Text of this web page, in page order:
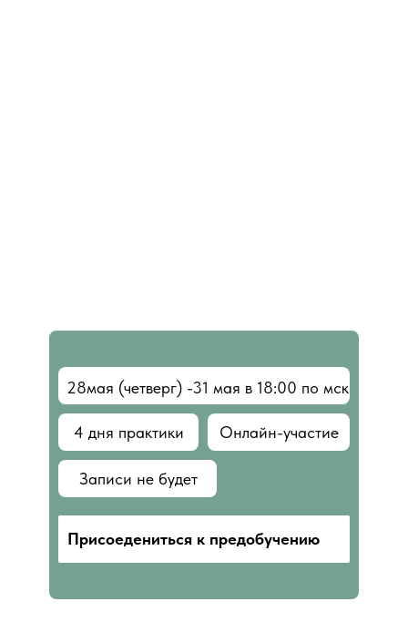
28мая (четверг) -31 мая в 18:00 по мск
Онлайн-участие
4 дня практики
Записи не будет
Присоедениться к предобучению